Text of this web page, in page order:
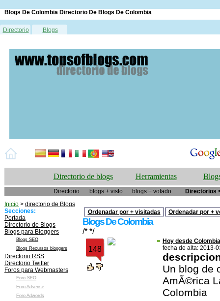
Blogs De Colombia Directorio De Blogs De Colombia
Directorio Blogs
Directorio de blogs Herramientas
Directorio blogs + visto blogs + votado
Directorios
Inicio > directorio de Blogs
Secciones:
Portada
Directorio de Blogs
Blogs para Bloggers
Blogs SEO
Blogs Recursos bloggers
Directorio RSS
Directorio Twitter
Foros para Webmasters
Foro SEO
Foro Adsense
Foro Adwords
Ordenadar por + visitadas Ordenadar por +
Blogs De Colombia
/* */
148
Hoy desde Colombia
fecha de alta: 2013-
Un blog de
AmÃ©rica
Colombia